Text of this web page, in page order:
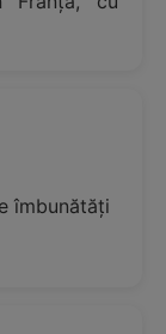
îmbunătăți